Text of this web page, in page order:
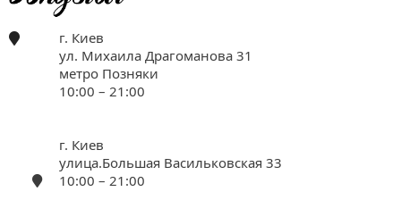
г. Киев
ул. Михаила Драгоманова 31
метро Позняки
10:00 – 21:00
г. Киев
улица.Большая Васильковская 33
10:00 – 21:00